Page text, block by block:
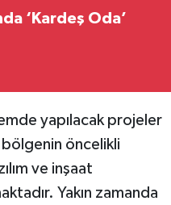
‘Kardeş Oda’
yapılacak projeler
öncelikli
ve inşaat
Yakın zamanda